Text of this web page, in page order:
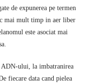
de expunerea pe termen
mai mult timp in aer liber
este asociat mai
ului, la imbatranirea
fiecare data cand pielea